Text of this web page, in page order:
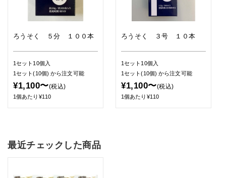
ろうそく ５分 １００本
1セット10個入
1セット(10個)から注文可能
¥1,100〜(税込)
1個あたり¥110
ろうそく ３号 １０本
1セット10個入
1セット(10個)から注文可能
¥1,100〜(税込)
1個あたり¥110
最近チェックした商品